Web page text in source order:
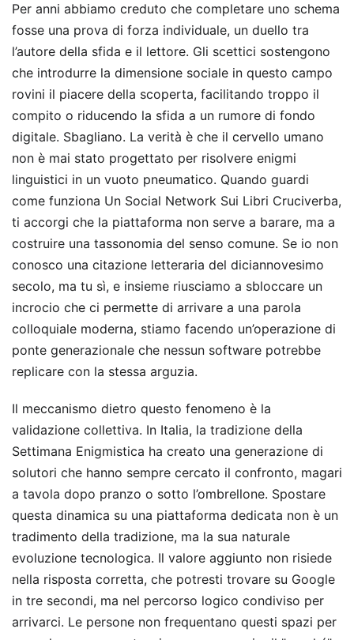
Per anni abbiamo creduto che completare uno schema
fosse una prova di forza individuale, un duello tra
l’autore della sfida e il lettore. Gli scettici sostengono
che introdurre la dimensione sociale in questo campo
rovini il piacere della scoperta, facilitando troppo il
compito o riducendo la sfida a un rumore di fondo
digitale. Sbagliano. La verità è che il cervello umano
non è mai stato progettato per risolvere enigmi
linguistici in un vuoto pneumatico. Quando guardi
come funziona Un Social Network Sui Libri Cruciverba,
ti accorgi che la piattaforma non serve a barare, ma a
costruire una tassonomia del senso comune. Se io non
conosco una citazione letteraria del diciannovesimo
secolo, ma tu sì, e insieme riusciamo a sbloccare un
incrocio che ci permette di arrivare a una parola
colloquiale moderna, stiamo facendo un’operazione di
ponte generazionale che nessun software potrebbe
replicare con la stessa arguzia.
Il meccanismo dietro questo fenomeno è la
validazione collettiva. In Italia, la tradizione della
Settimana Enigmistica ha creato una generazione di
solutori che hanno sempre cercato il confronto, magari
a tavola dopo pranzo o sotto l’ombrellone. Spostare
questa dinamica su una piattaforma dedicata non è un
tradimento della tradizione, ma la sua naturale
evoluzione tecnologica. Il valore aggiunto non risiede
nella risposta corretta, che potresti trovare su Google
in tre secondi, ma nel percorso logico condiviso per
arrivarci. Le persone non frequentano questi spazi per